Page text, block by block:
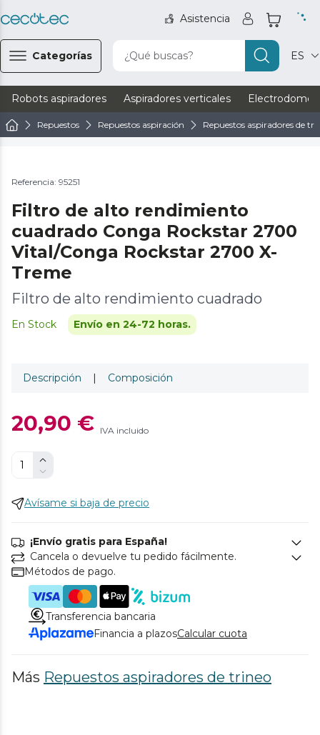
Asistencia
Categorías ¿Qué buscas? ES
Robots aspiradores Aspiradores verticales
Repuestos Repuestos aspiración Repuestos aspiradores de
Referencia: 95251
Filtro de alto rendimiento
cuadrado Conga Rockstar 2700
Vital/Conga Rockstar 2700 X-
Treme
Filtro de alto rendimiento cuadrado
En Stock Envío en 24-72 horas.
Descripción | Composición
20,90 € IVA incluido
Avísame si baja de precio
¡Envío gratis para España!
Cancela o devuelve tu pedido fácilmente.
Métodos de pago.
Transferencia bancaria
Financia a plazosCalcular cuota
Más Repuestos aspiradores de trineo